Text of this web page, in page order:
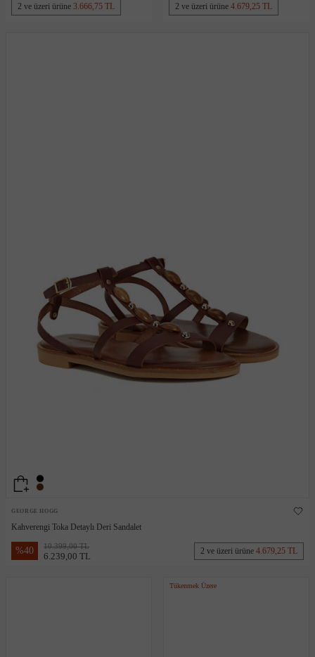
2 ve üzeri ürüne 3.666,75 TL 2 ve üzeri ürüne 4.679,25 TL
GEORGE HOGG
Kahverengi Toka Detaylı Deri Sandalet
%40 10.399,00 TL
6.239,00 TL 2 ve üzeri ürüne 4.679,25 TL
Tükenmek Üzere